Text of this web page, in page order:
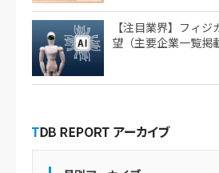
【注目業界】フィ
望（主要企業一覧掲